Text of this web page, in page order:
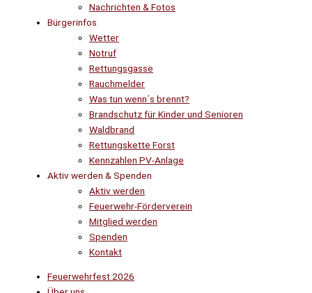
Nachrichten & Fotos
Bürgerinfos
Wetter
Notruf
Rettungsgasse
Rauchmelder
Was tun wenn´s brennt?
Brandschutz für Kinder und Senioren
Waldbrand
Rettungskette Forst
Kennzahlen PV-Anlage
Aktiv werden & Spenden
Aktiv werden
Feuerwehr-Förderverein
Mitglied werden
Spenden
Kontakt
Feuerwehrfest 2026